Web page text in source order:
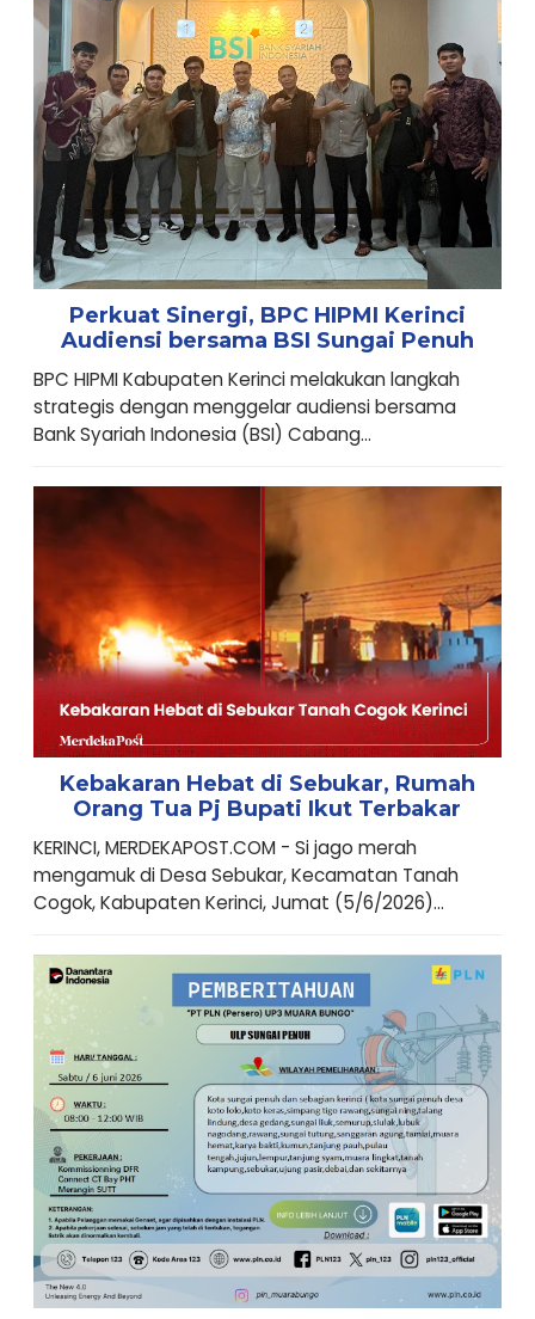
Perkuat Sinergi, BPC HIPMI Kerinci
Audiensi bersama BSI Sungai Penuh
BPC HIPMI Kabupaten Kerinci melakukan langkah
strategis dengan menggelar audiensi bersama
Bank Syariah Indonesia (BSI) Cabang...
Kebakaran Hebat di Sebukar, Rumah
Orang Tua Pj Bupati Ikut Terbakar
KERINCI, MERDEKAPOST.COM - Si jago merah
mengamuk di Desa Sebukar, Kecamatan Tanah
Cogok, Kabupaten Kerinci, Jumat (5/6/2026)...